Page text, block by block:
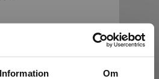
Information Om